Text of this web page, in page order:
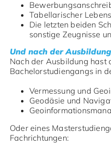
Tabellarischer
Die letzten beiden
sonstige Zeugnisse
Und nach der
Nach der Ausbildung hast
Bachelorstudiengangs in
Vermessung und
Geodäsie und
Oder eines
Fachrichtungen: